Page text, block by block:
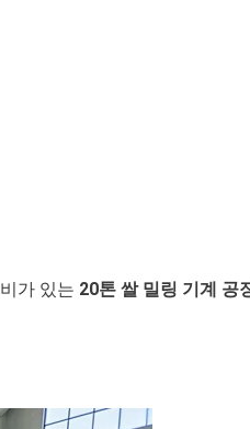
가 있는 20톤 쌀 밀링 기계 공